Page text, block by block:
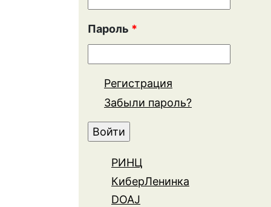
Пароль *
Регистрация
Забыли пароль?
РИНЦ
КиберЛенинка
DOAJ